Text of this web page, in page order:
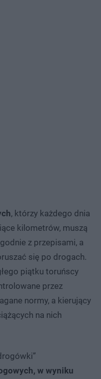
, którzy każdego dnia
kilometrów, muszą
z przepisami, a
się po drogach.
piątku toruńscy
przez
normy, a kierujący
na nich
w wyniku